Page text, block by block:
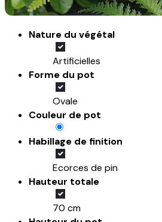
Nature du végétal
Artificielles
Forme du pot
Ovale
Couleur de pot
Habillage de finition
Ecorces de pin
Hauteur totale
70 cm